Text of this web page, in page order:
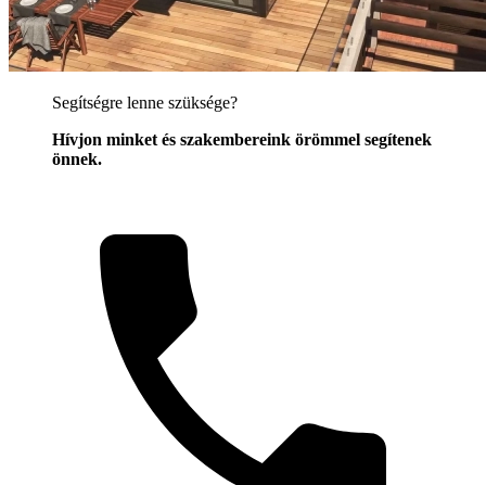
Segítségre lenne szüksége?
Hívjon minket és szakembereink örömmel segítenek
önnek.